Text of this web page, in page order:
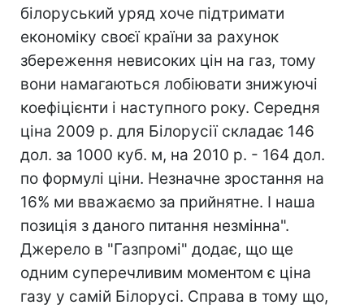
білоруський уряд хоче підтримати
економіку своєї країни за рахунок
збереження невисоких цін на газ, тому
вони намагаються лобіювати знижуючі
коефіцієнти і наступного року. Середня
ціна 2009 р. для Білорусії складає 146
дол. за 1000 куб. м, на 2010 р. - 164 дол.
по формулі ціни. Незначне зростання на
16% ми вважаємо за прийнятне. І наша
позиція з даного питання незмінна".
Джерело в "Газпромі" додає, що ще
одним суперечливим моментом є ціна
газу у самій Білорусі. Справа в тому що,